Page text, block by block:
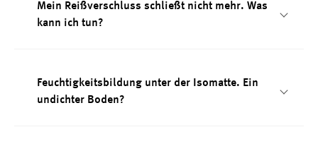
Mein Reißverschluss schließt nicht mehr. Was
kann ich tun?
Feuchtigkeitsbildung unter der Isomatte. Ein
undichter Boden?